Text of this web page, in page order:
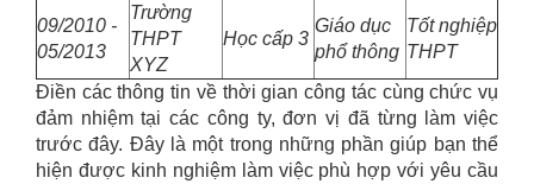
09/2010 -
05/2013
Trường
THPT
XYZ
Học cấp 3
Giáo dục
phổ thông
Tốt nghiệp
THPT
Điền các thông tin về thời gian công tác cùng chức vụ
đảm nhiệm tại các công ty, đơn vị đã từng làm việc
trước đây. Đây là một trong những phần giúp bạn thể
hiện được kinh nghiệm làm việc phù hợp với yêu cầu